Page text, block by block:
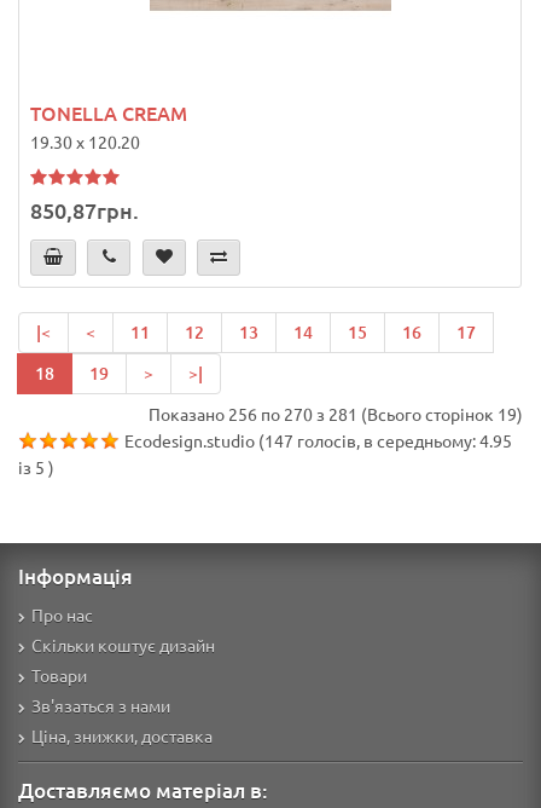
TONELLA CREAM
19.30 x 120.20
850,87грн.
|< < 11 12 13 14 15 16
17
18
19 > >|
Показано 256 по 270 з 281 (Всього сторінок 19)
Ecodesign.studio (147 голосів, в середньому:4.95
із 5 )
Інформація
Про нас
Скільки коштує дизайн
Товари
Зв'язаться з нами
Ціна, знижки, доставка
Доставляємо матеріал в: